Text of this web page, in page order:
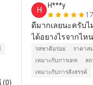
(0)
H
H***y
ดีมากเลยนะครับ
ได้อยางไรจากไ
ดีแบบหาที่เทียบเ
โลกไหนก็ตามที่
โลกนี้ถ้าได้เห็นข
รสชาติอร่อย
ราคาส
เหมาะกับการเดท
ส
เหมาะกับการสังสรรค์